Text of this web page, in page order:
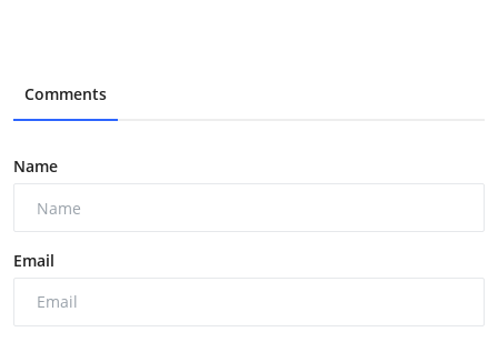
Comments
Name
Email